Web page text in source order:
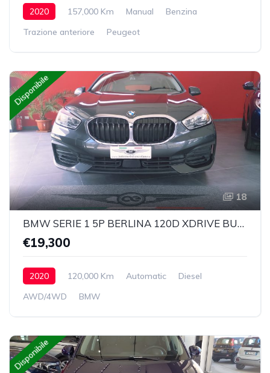
2020 157,000 Km Manual
Benzina
Trazione anteriore
Peugeot
Disponibile
18
BMW SERIE 1 5P BERLINA 120D XDRIVE BUSINESS ADVANTAGE AUTOMATICA
€19,300
2020 120,000 Km Automatic
Diesel
AWD/4WD
BMW
Disponibile